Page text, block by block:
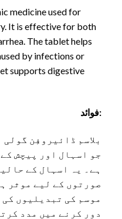
medicine used for
It is effective for both
The tablet helps
by infections or
supports digestive
فوائد:
بلاسم ڈائیروفِن
جو اسہال اور پیچش کے
ہے۔ یہ اسہال کے
صورتوں کے لیے موثر
موسم کی تبدیلیوں
دور کرنے میں مدد